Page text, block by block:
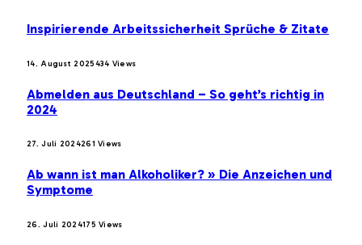
Inspirierende Arbeitssicherheit Sprüche & Zitate
14. August 2025434 Views
Abmelden aus Deutschland – So geht’s richtig in
2024
27. Juli 2024261Views
Ab wann ist man Alkoholiker? » Die Anzeichen und
Symptome
26. Juli 2024175Views